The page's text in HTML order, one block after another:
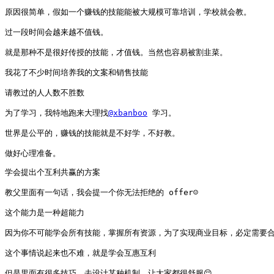
原因很简单，假如一个赚钱的技能能被大规模可靠培训，学校就会教。
过一段时间会越来越不值钱。
就是那种不是很好传授的技能，才值钱。当然也容易被割韭菜。
我花了不少时间培养我的文案和销售技能
请教过的人人数不胜数
为了学习，我特地跑来大理找@xbanboo 学习。
世界是公平的，赚钱的技能就是不好学，不好教。
做好心理准备。
学会提出个互利共赢的方案
教父里面有一句话，我会提一个你无法拒绝的 offer☺️
这个能力是一种超能力
因为你不可能学会所有技能，掌握所有资源，为了实现商业目标，必定需要
这个事情说起来也不难，就是学会互惠互利